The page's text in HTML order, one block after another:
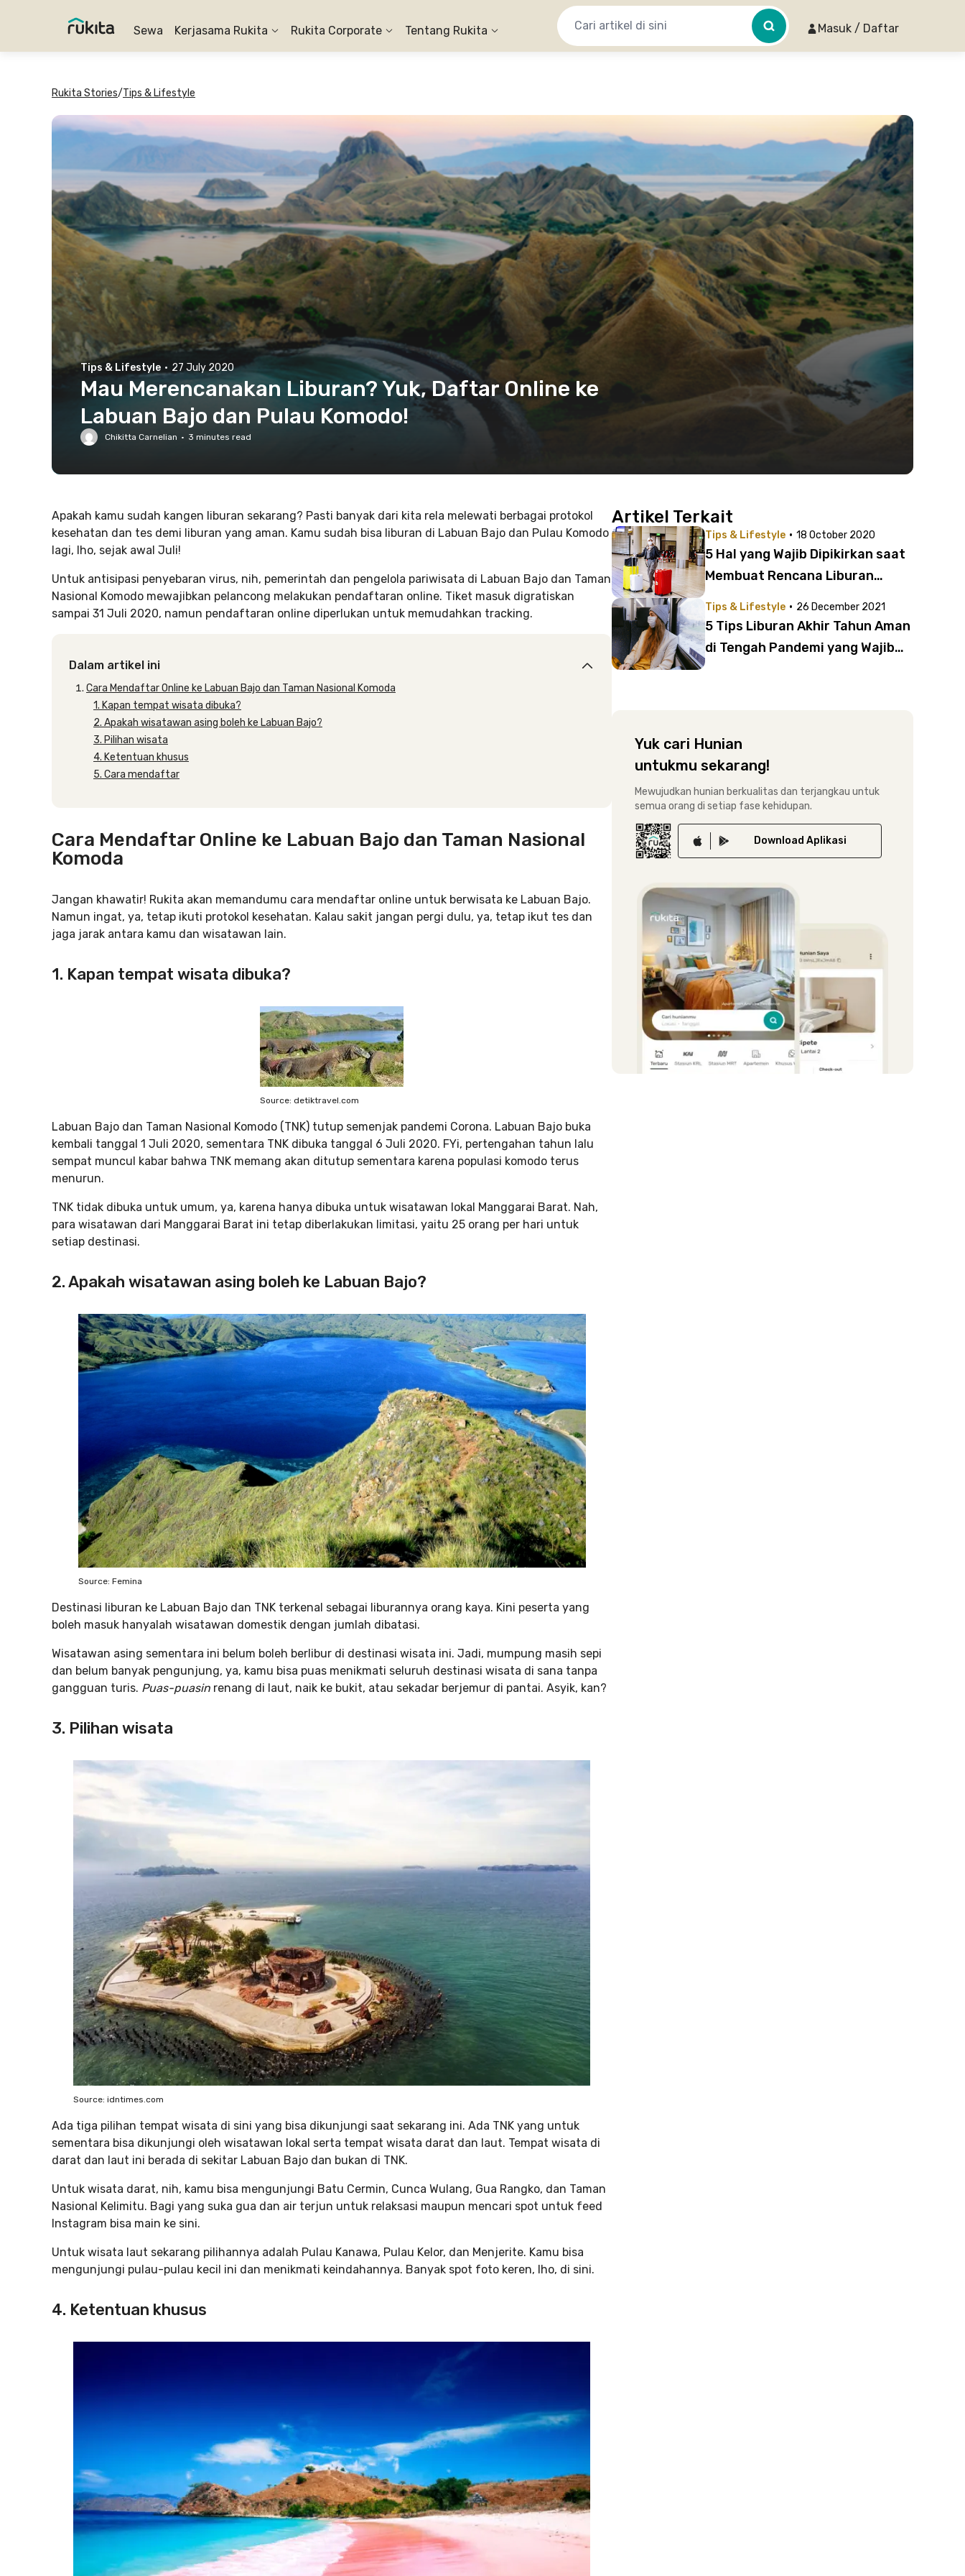
Sewa Kerjasama Rukita Rukita Corporate Tentang Rukita Masuk / Daftar
Rukita Stories/Tips & Lifestyle
Tips & Lifestyle · 27 July 2020
Mau Merencanakan Liburan? Yuk, Daftar Online ke
Labuan Bajo dan Pulau Komodo!
Chikitta Carnelian · 3 minutes read
Apakah kamu sudah kangen liburan sekarang? Pasti banyak dari kita rela melewati berbagai protokol
kesehatan dan tes demi liburan yang aman. Kamu sudah bisa liburan di Labuan Bajo dan Pulau Komodo
lagi, lho, sejak awal Juli!
Untuk antisipasi penyebaran virus, nih, pemerintah dan pengelola pariwisata di Labuan Bajo dan Taman
Nasional Komodo mewajibkan pelancong melakukan pendaftaran online. Tiket masuk digratiskan
sampai 31 Juli 2020, namun pendaftaran online diperlukan untuk memudahkan tracking.
Dalam artikel ini
Cara Mendaftar Online ke Labuan Bajo dan Taman Nasional Komoda
1. Kapan tempat wisata dibuka?
2. Apakah wisatawan asing boleh ke Labuan Bajo?
3. Pilihan wisata
4. Ketentuan khusus
5. Cara mendaftar
Cara Mendaftar Online ke Labuan Bajo dan Taman Nasional
Komoda
Jangan khawatir! Rukita akan memandumu cara mendaftar online untuk berwisata ke Labuan Bajo.
Namun ingat, ya, tetap ikuti protokol kesehatan. Kalau sakit jangan pergi dulu, ya, tetap ikut tes dan
jaga jarak antara kamu dan wisatawan lain.
1. Kapan tempat wisata dibuka?
Source: detiktravel.com
Labuan Bajo dan Taman Nasional Komodo (TNK) tutup semenjak pandemi Corona. Labuan Bajo buka
kembali tanggal 1 Juli 2020, sementara TNK dibuka tanggal 6 Juli 2020. FYi, pertengahan tahun lalu
sempat muncul kabar bahwa TNK memang akan ditutup sementara karena populasi komodo terus
menurun.
TNK tidak dibuka untuk umum, ya, karena hanya dibuka untuk wisatawan lokal Manggarai Barat. Nah,
para wisatawan dari Manggarai Barat ini tetap diberlakukan limitasi, yaitu 25 orang per hari untuk
setiap destinasi.
2. Apakah wisatawan asing boleh ke Labuan Bajo?
Source: Femina
Destinasi liburan ke Labuan Bajo dan TNK terkenal sebagai liburannya orang kaya. Kini peserta yang
boleh masuk hanyalah wisatawan domestik dengan jumlah dibatasi.
Wisatawan asing sementara ini belum boleh berlibur di destinasi wisata ini. Jadi, mumpung masih sepi
dan belum banyak pengunjung, ya, kamu bisa puas menikmati seluruh destinasi wisata di sana tanpa
gangguan turis. Puas-puasin renang di laut, naik ke bukit, atau sekadar berjemur di pantai. Asyik, kan?
3. Pilihan wisata
Source: idntimes.com
Ada tiga pilihan tempat wisata di sini yang bisa dikunjungi saat sekarang ini. Ada TNK yang untuk
sementara bisa dikunjungi oleh wisatawan lokal serta tempat wisata darat dan laut. Tempat wisata di
darat dan laut ini berada di sekitar Labuan Bajo dan bukan di TNK.
Untuk wisata darat, nih, kamu bisa mengunjungi Batu Cermin, Cunca Wulang, Gua Rangko, dan Taman
Nasional Kelimitu. Bagi yang suka gua dan air terjun untuk relaksasi maupun mencari spot untuk feed
Instagram bisa main ke sini.
Untuk wisata laut sekarang pilihannya adalah Pulau Kanawa, Pulau Kelor, dan Menjerite. Kamu bisa
mengunjungi pulau-pulau kecil ini dan menikmati keindahannya. Banyak spot foto keren, lho, di sini.
4. Ketentuan khusus
Artikel Terkait
Tips & Lifestyle · 18 October 2020
5 Hal yang Wajib Dipikirkan saat
Membuat Rencana Liburan
Tips & Lifestyle · 26 December 2021
5 Tips Liburan Akhir Tahun Aman
di Tengah Pandemi yang Wajib
Yuk cari Hunian
untukmu sekarang!
Mewujudkan hunian berkualitas dan terjangkau untuk
semua orang di setiap fase kehidupan.
Download Aplikasi